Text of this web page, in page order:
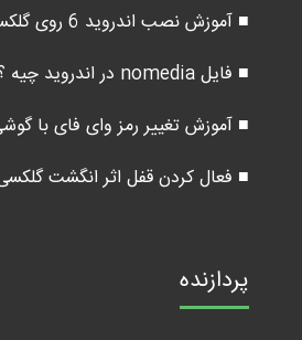
■ آموزش نصب اندروید 6 روی گلکسی اس 5
■ فایل nomedia در اندروید چیه ؟
■ آموزش تغییر رمز وای فای با
■ فعال کردن قفل اثر انگشت
پردازنده